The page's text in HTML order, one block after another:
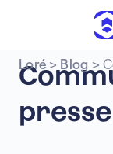
Loré > Blog >
presse